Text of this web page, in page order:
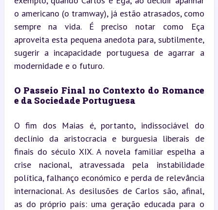
o americano (o tramway), já estão atrasados, como
sempre na vida. É preciso notar como Eça
aproveita esta pequena anedota para, subtilmente,
sugerir a incapacidade portuguesa de agarrar a
modernidade e o futuro.
O Passeio Final no Contexto do Romance
e da Sociedade Portuguesa
O fim dos Maias é, portanto, indissociável do
declínio da aristocracia e burguesia liberais de
finais do século XIX. A novela familiar espelha a
crise nacional, atravessada pela instabilidade
política, falhanço económico e perda de relevância
internacional. As desilusões de Carlos são, afinal,
as do próprio país: uma geração educada para o